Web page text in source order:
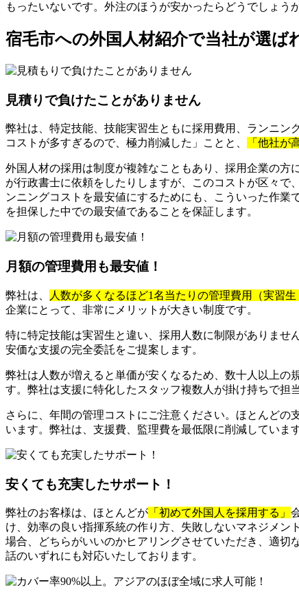
もったいないです。外注のほうが安かったらどうでしょう
宿毛市への外国人材紹介で当社が選ば
見積りで負けたことがありません
弊社は、特定技能、技能実習生ともに採用費用、ランニン
コストが多すぎるので、極力削減した」ことと、
「他社が
外国人材の採用は制度が複雑なこともあり、採用企業の
が行政書士に依頼をしたりしますが、このコストが区々
ンニングコストを最安値にするためにも、こういった作業
を担保した中での最安値であることを保証します。
月額の管理費用も最安値！
弊社は、 人数が多くなるほど1名当たりの管理費用（実習
企業にとって、非常にメリットが大きい制度です。
特に特定技能は実習生と違い、採用人数に制限がありませ
安価な支援の完全委託をご提案します。
弊社は人数が増えると単価が安くなるため、数十人以上の
す。弊社は支援に特化したスタッフ複数人が掛け持ちで担
さらに、年間の管理コストにご注意ください。ほとんど
います。弊社は、支援費、監理費を最低限に削減していま
安くても充実したサポート！
弊社のお客様は、ほとんどが 「初めて外国人を採用する」
け、効率の良い指揮系統の作り方、失敗しないマネジメン
場合、どちらがいいのかヒアリングさせていただき、適
話のいずれにも対応いたしております。